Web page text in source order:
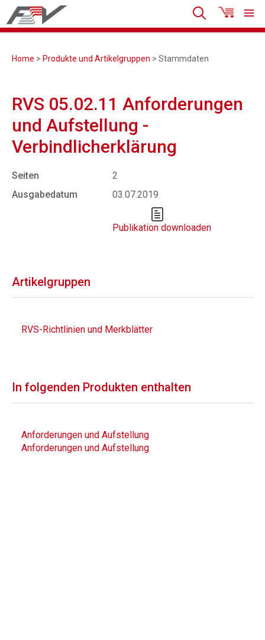
Home > Produkte und Artikelgruppen > Stammdaten
RVS 05.02.11 Anforderungen
und Aufstellung -
Verbindlicherklärung
Seiten
2
Ausgabedatum
03.07.2019
Publikation downloaden
Artikelgruppen
RVS-Richtlinien und Merkblätter
In folgenden Produkten enthalten
Anforderungen und Aufstellung
Anforderungen und Aufstellung